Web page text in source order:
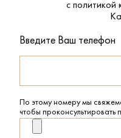
с политикой
Введите Ваш телефон
По этому номеру мы
чтобы проконсультировать